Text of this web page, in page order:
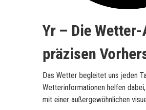
Yr – Die
präzisen
Das Wetter begleitet uns jeden
Wetterinformationen helfen
mit einer außergewöhnlichen